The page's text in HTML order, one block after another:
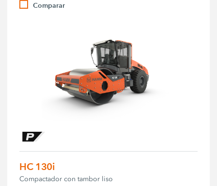
Comparar
HC 130i
Compactador con tambor liso